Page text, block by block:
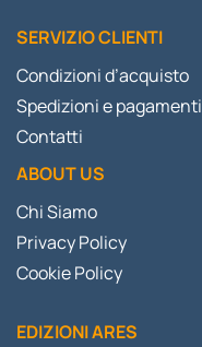
SERVIZIO CLIENTI
Condizioni d’acquisto
Spedizioni e pagamenti
Contatti
ABOUT US
Chi Siamo
Privacy Policy
Cookie Policy
EDIZIONI ARES